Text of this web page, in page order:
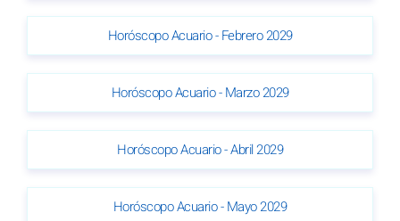
Horóscopo Acuario - Febrero 2029
Horóscopo Acuario - Marzo 2029
Horóscopo Acuario - Abril 2029
Horóscopo Acuario - Mayo 2029